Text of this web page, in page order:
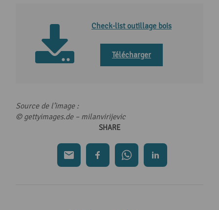
Check-list outillage bois
Télécharger
Source de l’image :
© gettyimages.de – milanvirijevic
SHARE